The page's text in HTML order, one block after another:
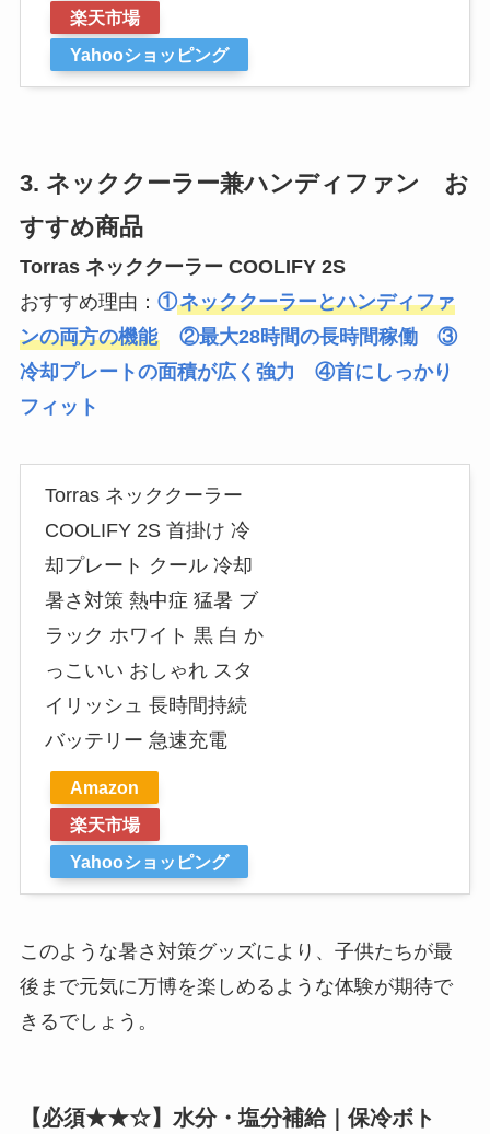
楽天市場
Yahooショッピング
3. ネッククーラー兼ハンディファン お
すすめ商品
Torras ネッククーラー COOLIFY 2S
おすすめ理由： ①ネッククーラーとハンディファ
ンの両方の機能
②最大28時間の長時間稼働 ③
冷却プレートの面積が広く強力 ④首にしっかり
フィット
Torras ネッククーラー
COOLIFY 2S 首掛け 冷
却プレート クール 冷却
暑さ対策 熱中症 猛暑 ブ
ラック ホワイト 黒 白 か
っこいい おしゃれ スタ
イリッシュ 長時間持続
バッテリー 急速充電
Amazon
楽天市場
Yahooショッピング
このような暑さ対策グッズにより、子供たちが最
後まで元気に万博を楽しめるような体験が期待で
きるでしょう。
【必須★★☆】水分・塩分補給｜保冷ボト